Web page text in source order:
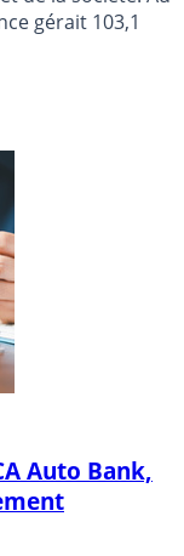
gérait 103,1
Auto Bank,